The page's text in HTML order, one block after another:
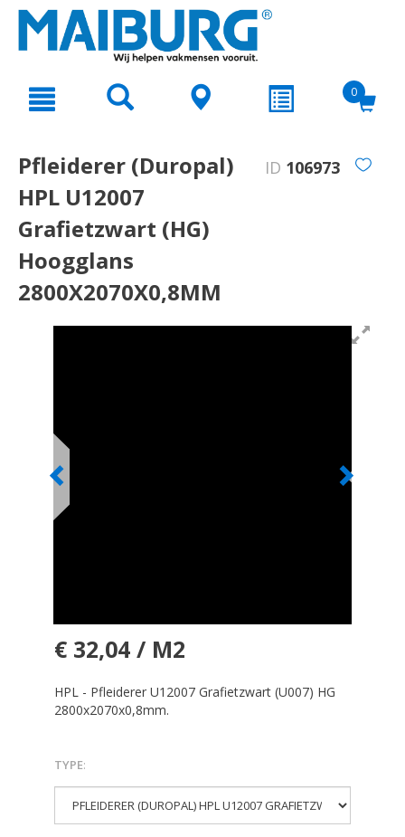
text.skipToNavigation
0
Pfleiderer (Duropal)
HPL U12007
Grafietzwart (HG)
Hoogglans
2800X2070X0,8MM
ID 106973
€ 32,04 / M2
HPL - Pfleiderer U12007 Grafietzwart (U007) HG
2800x2070x0,8mm.
TYPE: